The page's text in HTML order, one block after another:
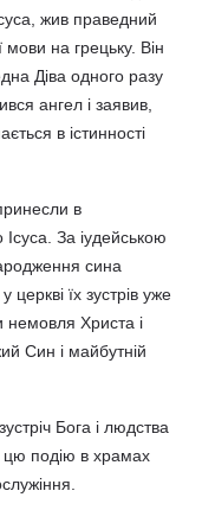
жив праведний
мови на грецьку. Він
Діва одного разу
ангел і заявив,
в істинності
в
За іудейською
сина
їх зустрів уже
немовля Христа і
Син і майбутній
Бога і людства
цю подію в храмах